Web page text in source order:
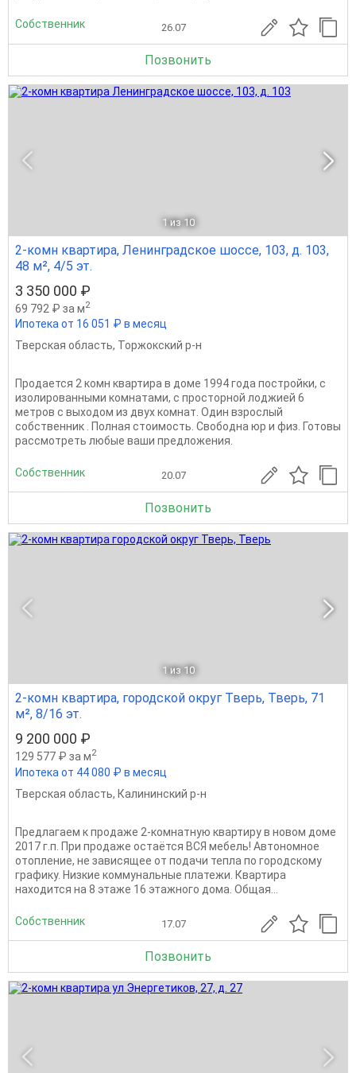
Собственник 26.07
Позвонить
1 из 10
2-комн квартира, Ленинградское шоссе, 103, д. 103,
48 м², 4/5 эт.
3 350 000 ₽
69 792 ₽ за м2
Ипотека от 16 051 ₽ в месяц
Тверская область, Торжокский р-н
Продается 2 комн квартира в доме 1994 года постройки, с
изолированными комнатами, с просторной лоджией 6
метров с выходом из двух комнат. Один взрослый
собственник . Полная стоимость. Свободна юр и физ. Готовы
рассмотреть любые ваши предложения.
Собственник 20.07
Позвонить
1 из 10
2-комн квартира, городской округ Тверь, Тверь, 71
м², 8/16 эт.
9 200 000 ₽
129 577 ₽ за м2
Ипотека от 44 080 ₽ в месяц
Тверская область, Калининский р-н
Предлагаем к продаже 2-комнатную квартиру в новом доме
2017 г.п. При продаже остаётся ВСЯ мебель! Автономное
отопление, не зависящее от подачи тепла по городскому
графику. Низкие коммунальные платежи. Квартира
находится на 8 этаже 16 этажного дома. Общая...
Собственник 17.07
Позвонить